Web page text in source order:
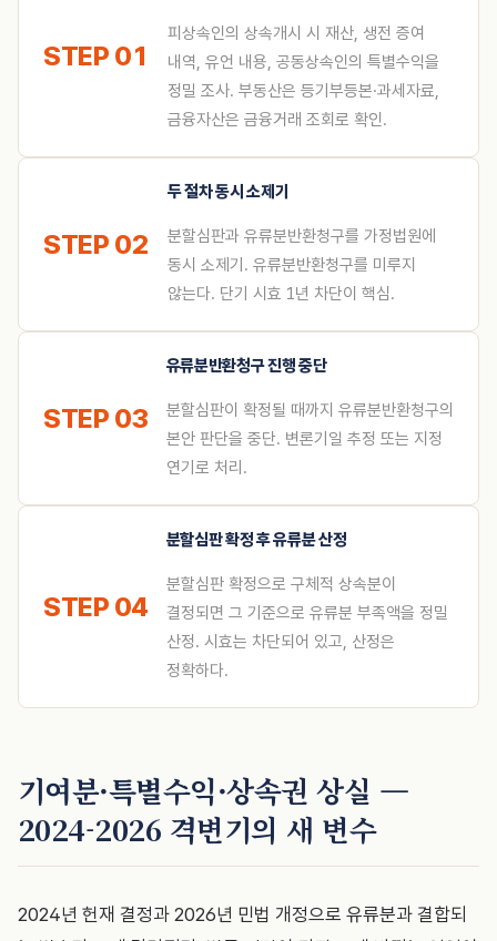
STEP 01
피상속인의 상속개시 시 재산, 생전 증여
내역, 유언 내용, 공동상속인의 특별수익을
정밀 조사. 부동산은 등기부등본·과세자료,
금융자산은 금융거래 조회로 확인.
STEP 02
두 절차 동시 소제기
분할심판과 유류분반환청구를 가정법원에
동시 소제기. 유류분반환청구를 미루지
않는다. 단기 시효 1년 차단이 핵심.
STEP 03
유류분반환청구 진행 중단
분할심판이 확정될 때까지 유류분반환청구의
본안 판단을 중단. 변론기일 추정 또는 지정
연기로 처리.
STEP 04
분할심판 확정 후 유류분 산정
분할심판 확정으로 구체적 상속분이
결정되면 그 기준으로 유류분 부족액을 정밀
산정. 시효는 차단되어 있고, 산정은
정확하다.
기여분·특별수익·상속권 상실 —
2024-2026 격변기의 새 변수
2024년 헌재 결정과 2026년 민법 개정으로 유류분과 결합되